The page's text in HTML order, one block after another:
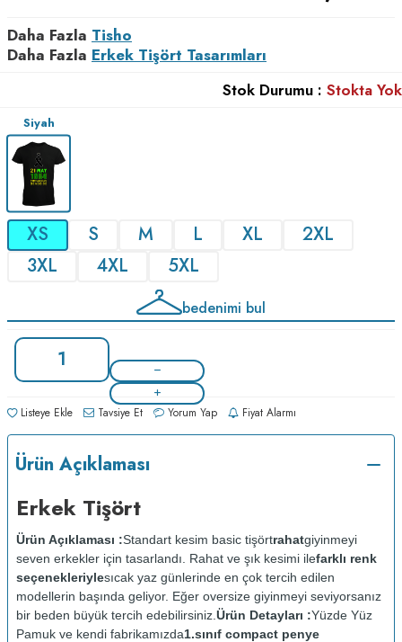
Daha Fazla Tisho
Daha Fazla Erkek Tişört Tasarımları
Stok Durumu : Stokta Yok
Siyah
XS S M L XL
2XL
3XL
4XL 5XL
bedenimi bul
Listeye Ekle Tavsiye Et Yorum Yap Fiyat Alarmı
Ürün Açıklaması
Erkek Tişört
Ürün Açıklaması :Standart kesim basic tişörtrahatgiyinmeyi
seven erkekler için tasarlandı. Rahat ve şık kesimi ilefarklı renk
seçenekleriylesıcak yaz günlerinde en çok tercih edilen
modellerin başında geliyor. Eğer oversize giyinmeyi seviyorsanız
bir beden büyük tercih edebilirsiniz. Ürün Detayları :Yüzde Yüz
Pamuk ve kendi fabrikamızda1.sınıf compact penye